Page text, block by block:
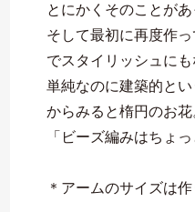
とにかくそのことが
そして最初に再度作
でスタイリッシュに
単純なのに建築的と
からみると楕円のお花
「ビーズ編みはちょ
＊アームのサイズは